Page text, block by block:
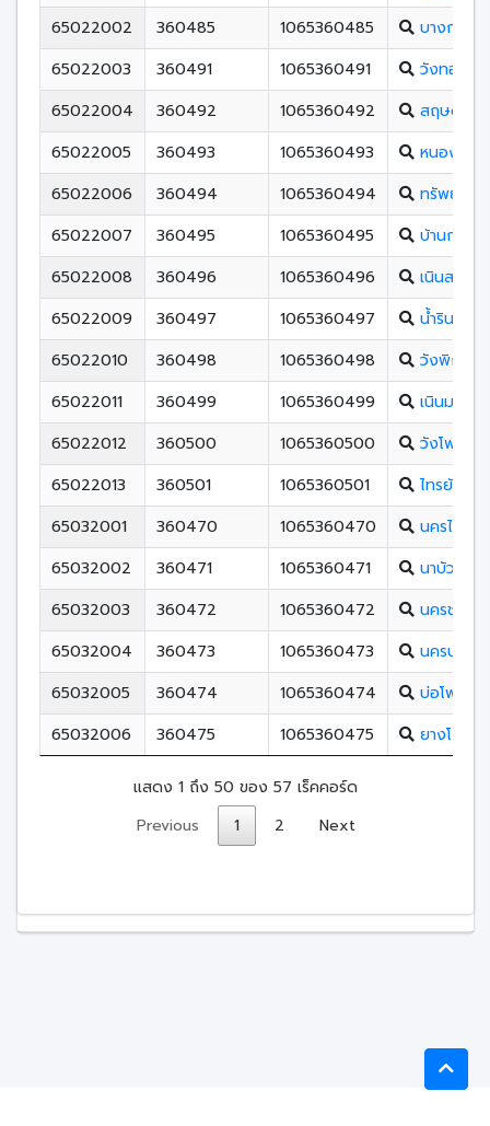
65022002
360485 1065360485
บางกระทุ่
65022003
360491 1065360491
วังทองพิ
65022004
360492 1065360492
สฤษดิ์เสน
65022005
360493 1065360493
หนองพระ
65022006
360494 1065360494
ทรัพย์ไพร
65022007
360495 1065360495
บ้านกลาง
65022008
360496 1065360496
เนินสะอา
65022009
360497 1065360497
น้ำรินพิทย
65022010
360498 1065360498
วังพิกุลวิ
65022011
360499 1065360499
เนินมะปร
65022012
360500 1065360500
วังโพรงพิ
65022013
360501 1065360501
ไทรย้อยพิ
65032001
360470 1065360470
นครไทย
65032002
360471 1065360471
นาบัววิทยา
65032003
360472 1065360472
นครชุมพิท
65032004
360473 1065360473
นครบางย
65032005
360474 1065360474
บ่อโพธิ์วิท
65032006
360475 1065360475 ยางโกลน
แสดง 1 ถึง 50 ของ 57 เร็คคอร์ด
Previous
1 2 Next